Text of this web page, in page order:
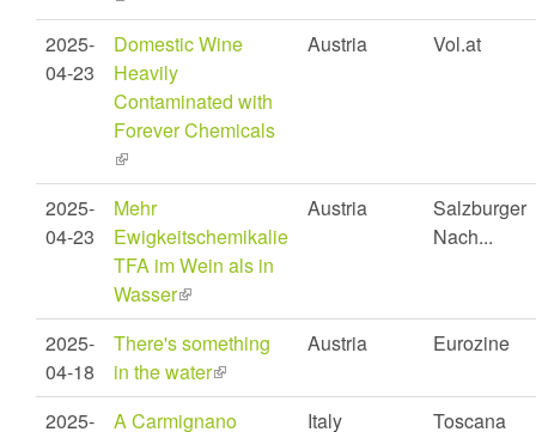
is
external)
2025-
04-23
Domestic Wine
Heavily
Contaminated with
Forever Chemicals
(link
is
external)
Austria Vol.at
2025-
04-23
Mehr
Ewigkeitschemikalie
TFA im Wein als in
Wasser(link
is
external)
Austria
Salzburger
Nach...
2025-
04-18
There's something
in the water(link
is
Austria Eurozine
2025-
A Carmignano
Italy
Toscana